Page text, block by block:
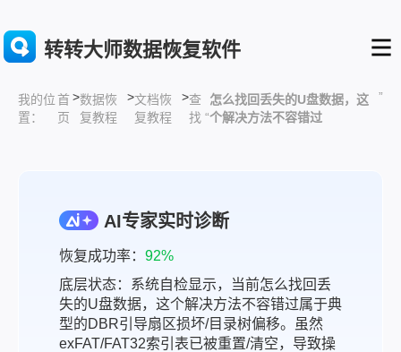
转转大师数据恢复软件
我的位
置：
首
页
>数据恢
复教程
>文档恢
复教程
>查
找 “
怎么找回丢失的U盘数据，这
个解决方法不容错过
”
AI专家实时诊断
恢复成功率： 92%
底层状态：系统自检显示，当前怎么找回丢
失的U盘数据，这个解决方法不容错过属于典
型的DBR引导扇区损坏/目录树偏移。虽然
exFAT/FAT32索引表已被重置/清空，导致操